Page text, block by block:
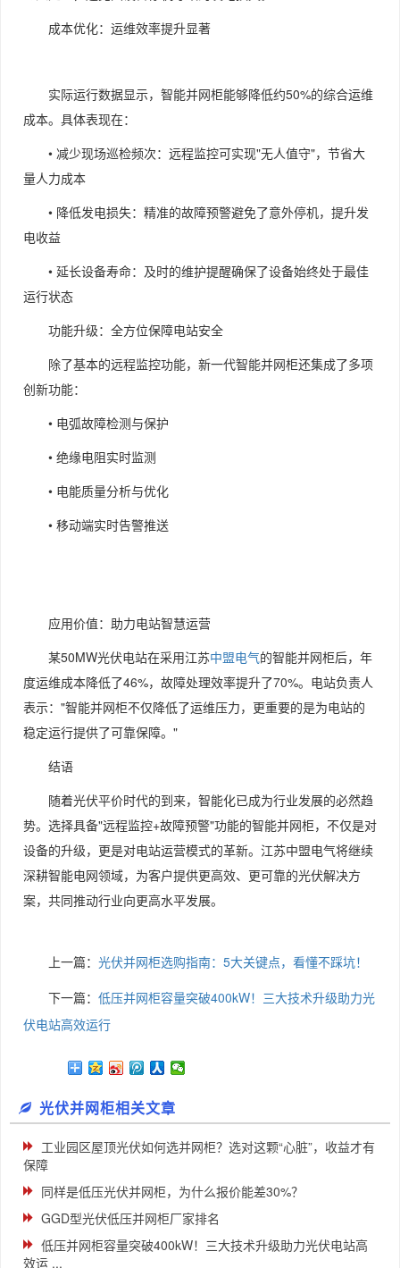
成本优化：运维效率提升显著
实际运行数据显示，智能并网柜能够降低约50%的综合运维
成本。具体表现在：
• 减少现场巡检频次：远程监控可实现"无人值守"，节省大
量人力成本
• 降低发电损失：精准的故障预警避免了意外停机，提升发
电收益
• 延长设备寿命：及时的维护提醒确保了设备始终处于最佳
运行状态
功能升级：全方位保障电站安全
除了基本的远程监控功能，新一代智能并网柜还集成了多项
创新功能：
• 电弧故障检测与保护
• 绝缘电阻实时监测
• 电能质量分析与优化
• 移动端实时告警推送
应用价值：助力电站智慧运营
某50MW光伏电站在采用江苏中盟电气的智能并网柜后，年
度运维成本降低了46%，故障处理效率提升了70%。电站负责人
表示："智能并网柜不仅降低了运维压力，更重要的是为电站的
稳定运行提供了可靠保障。"
结语
随着光伏平价时代的到来，智能化已成为行业发展的必然趋
势。选择具备"远程监控+故障预警"功能的智能并网柜，不仅是对
设备的升级，更是对电站运营模式的革新。江苏中盟电气将继续
深耕智能电网领域，为客户提供更高效、更可靠的光伏解决方
案，共同推动行业向更高水平发展。
上一篇： 光伏并网柜选购指南：5大关键点，看懂不踩坑！
下一篇： 低压并网柜容量突破400kW！三大技术升级助力光
伏电站高效运行
光伏并网柜相关文章
工业园区屋顶光伏如何选并网柜？选对这颗“心脏”，收益才有
保障
同样是低压光伏并网柜，为什么报价能差30%？
GGD型光伏低压并网柜厂家排名
低压并网柜容量突破400kW！三大技术升级助力光伏电站高
效运 ...